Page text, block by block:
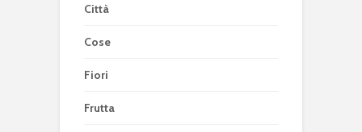
Città
Cose
Fiori
Frutta